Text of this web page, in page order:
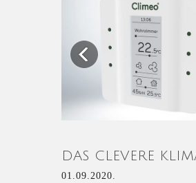
Previous
DAS CLEVERE
01.09.2020.